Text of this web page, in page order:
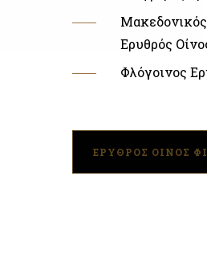
Ερυθρός
Φλόγοινος
ΕΡΥΘΡΟΣ ΟΙΝΟΣ